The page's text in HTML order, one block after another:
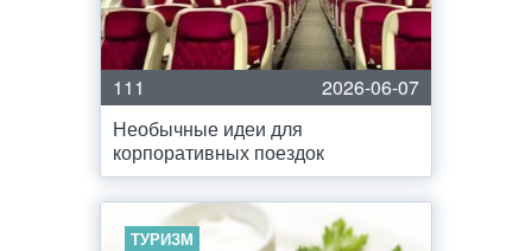
111
2026-06-07
Необычные идеи для
корпоративных поездок
ТУРИЗМ